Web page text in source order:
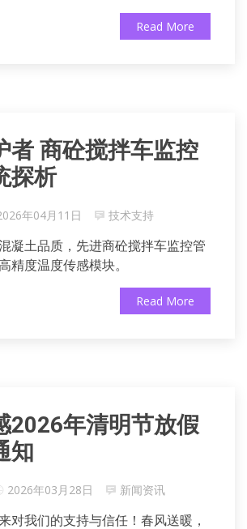
Read More
者 商砼搅拌车监控
探析
年04月11日 技术支持
凝土品质，先进商砼搅拌车监控管
精度温度传感模块。
Read More
2026年清明节放假
知‌
2026年03月28日 新闻资讯
对我们的支持与信任！春风送暖，